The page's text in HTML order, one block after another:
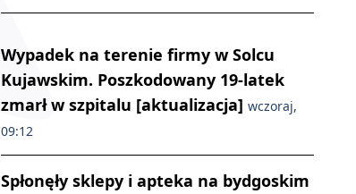
Wypadek na terenie firmy w Solcu
Kujawskim. Poszkodowany 19-latek
zmarł w szpitalu [aktualizacja] wczoraj,
09:12
Spłonęły sklepy i apteka na bydgoskim